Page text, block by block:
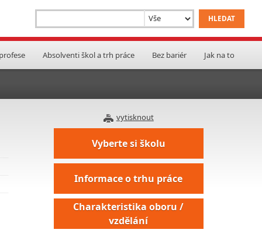
Absolventi škol a trh práce Bez bariér Jak na to
vytisknout
Vyberte si školu
Informace o trhu práce
Charakteristika oboru /
vzdělání